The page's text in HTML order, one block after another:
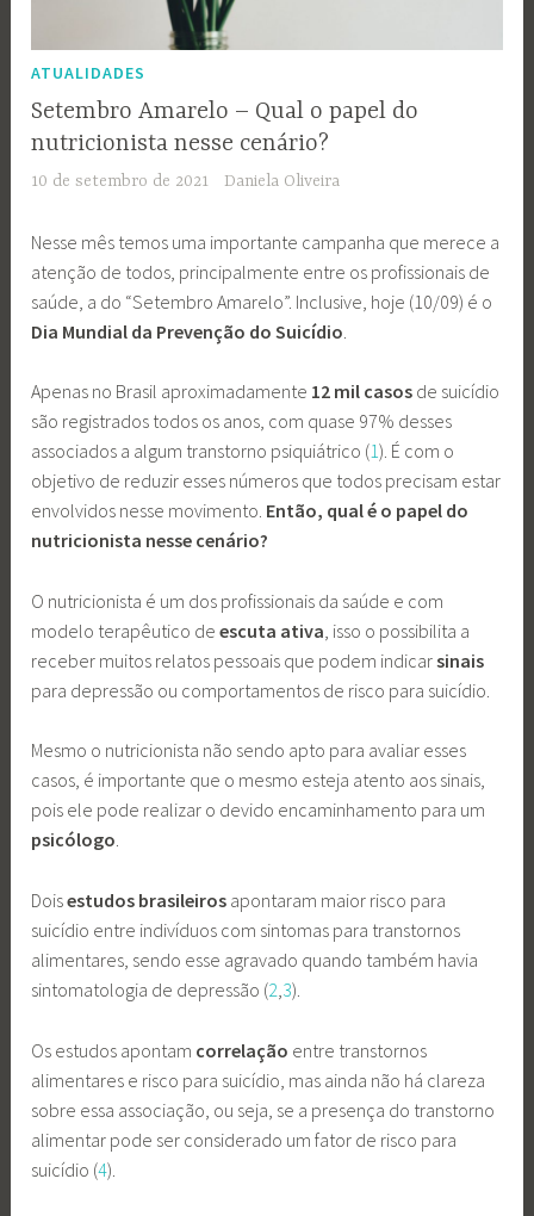
ATUALIDADES
Setembro Amarelo – Qual o papel do
nutricionista nesse cenário?
10 de setembro de 2021 Daniela Oliveira
Nesse mês temos uma importante campanha que merece a
atenção de todos, principalmente entre os profissionais de
saúde, a do “Setembro Amarelo”. Inclusive, hoje (10/09) é o
Dia Mundial da Prevenção do Suicídio
Apenas no Brasil aproximadamente 12 mil casos de suicídio
são registrados todos os anos, com quase 97% desses
associados a algum transtorno psiquiátrico (1). É com o
objetivo de reduzir esses números que todos precisam estar
envolvidos nesse movimento. Então, qual é o papel do
nutricionista nesse cenário?
O nutricionista é um dos profissionais da saúde e com
modelo terapêutico de escuta ativa , isso o possibilita a
receber muitos relatos pessoais que podem indicarsinais
para depressão ou comportamentos de risco para suicídio.
Mesmo o nutricionista não sendo apto para avaliar esses
casos, é importante que o mesmo esteja atento aos sinais,
pois ele pode realizar o devido encaminhamento para um
psicólogo.
Doisestudos brasileiros apontaram maior risco para
suicídio entre indivíduos com sintomas para transtornos
alimentares, sendo esse agravado quando também havia
sintomatologia de depressão (2 3).
Os estudos apontam correlação entre transtornos
alimentares e risco para suicídio, mas ainda não há clareza
sobre essa associação, ou seja, se a presença do transtorno
alimentar pode ser considerado um fator de risco para
suicídio (4).